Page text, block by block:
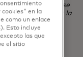
Pau Brasil se
reconocida por la
(Crédito de la
en la
como un enlace
Esto incluye
las que
el sitio